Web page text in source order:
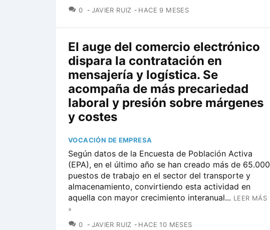
0 COMENTARIOS
JAVIER RUIZ HACE 9 MESES
El auge del comercio electrónico
dispara la contratación en
mensajería y logística. Se
acompaña de más precariedad
laboral y presión sobre márgenes
y costes
VOCACIÓN DE EMPRESA
Según datos de la Encuesta de Población Activa
(EPA), en el último año se han creado más de 65.000
puestos de trabajo en el sector del transporte y
almacenamiento, convirtiendo esta actividad en
aquella con mayor crecimiento interanual... LEER MÁS
»
0 COMENTARIOS
JAVIER RUIZ HACE 10 MESES